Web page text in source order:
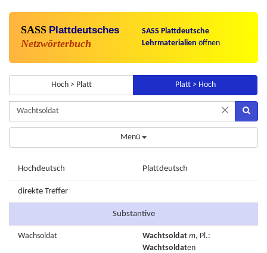
SASS Plattdeutsches
Netzwörterbuch
SASS Plattdeutsche
Lehrmaterialien öffnen
Hoch > Platt Platt > Hoch
×
Menü
Hochdeutsch Plattdeutsch
direkte Treffer
Substantive
Wachsoldat Wachtsoldat m, Pl.:
Wachtsoldaten